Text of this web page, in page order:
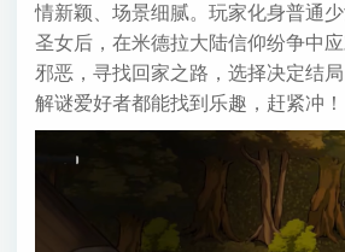
情新颖、场景细腻。玩家化身普通
圣女后，在米德拉大陆信仰纷争中
邪恶，寻找回家之路，选择决定结局
解谜爱好者都能找到乐趣，赶紧冲！